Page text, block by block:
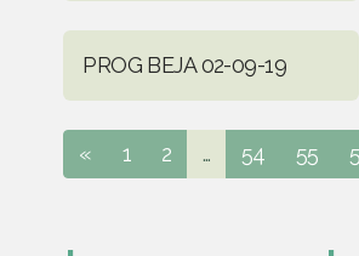
PROG BEJA 02-09-19
« 1 2 ... 54 55